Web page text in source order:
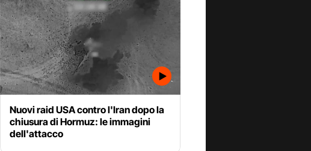
Nuovi raid USA contro l'Iran dopo la
chiusura di Hormuz: le immagini
dell'attacco